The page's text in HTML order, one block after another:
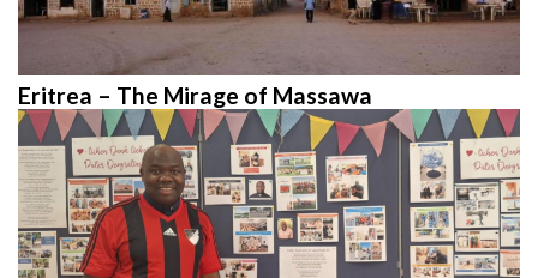
Eritrea – The Mirage of Massawa